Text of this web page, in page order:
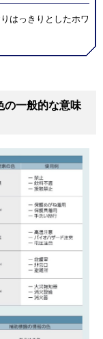
はっきりとしたホワ
の一般的な意味